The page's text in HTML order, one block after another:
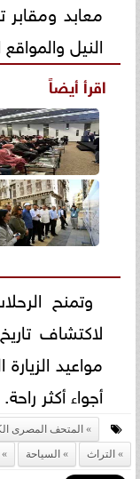
معابد ومقابر
النيل
اقرأ أيضاً
وتمنح
لاكتشاف
مواعيد
أجواء أكثر راحة.
المتحف المصرى
التراث
السياحة